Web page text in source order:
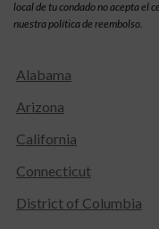
local de tu condado no acepta el
nuestra política de reembolso.
Alabama
Arizona
California
Connecticut
District of Columbia